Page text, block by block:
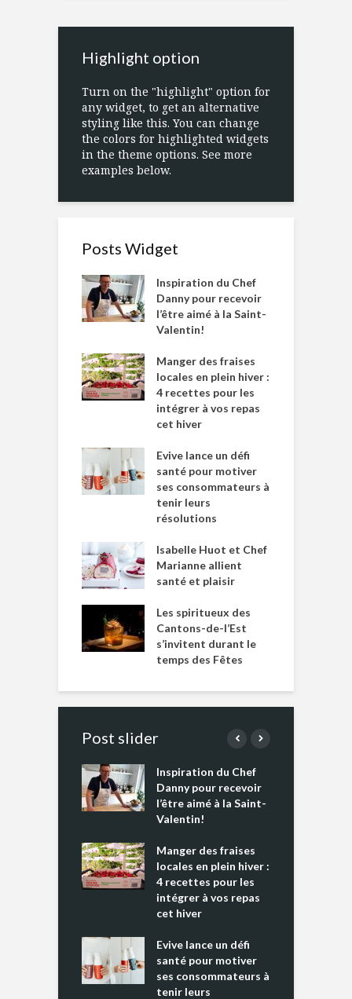
Highlight option
Turn on the "highlight" option for
any widget, to get an alternative
styling like this. You can change
the colors for highlighted widgets
in the theme options. See more
examples below.
Posts Widget
Inspiration du Chef
Danny pour recevoir
l’être aimé à la Saint-
Valentin!
Manger des fraises
locales en plein hiver :
4 recettes pour les
intégrer à vos repas
cet hiver
Evive lance un défi
santé pour motiver
ses consommateurs à
tenir leurs
résolutions
Isabelle Huot et Chef
Marianne allient
santé et plaisir
Les spiritueux des
Cantons-de-l’Est
s’invitent durant le
temps des Fêtes
Post slider
Inspiration du Chef
Danny pour recevoir
l’être aimé à la Saint-
Valentin!
Manger des fraises
locales en plein hiver :
4 recettes pour les
intégrer à vos repas
cet hiver
Evive lance un défi
santé pour motiver
ses consommateurs à
tenir leurs